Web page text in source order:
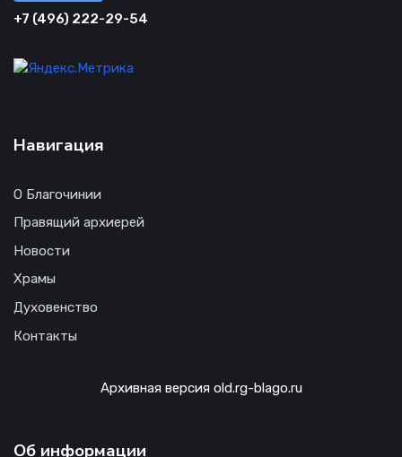
+7 (496) 222-29-54
Навигация
О Благочинии
Правящий архиерей
Новости
Храмы
Духовенство
Контакты
Архивная версия old.rg-blago.ru
Об информации